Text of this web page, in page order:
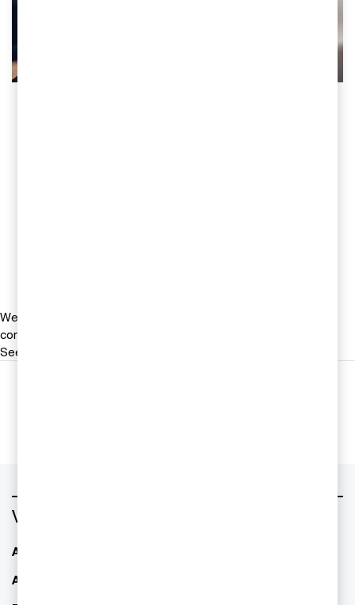
We help you meet tomorrow’s tech demands
compete at a speed that rewrites the rules
See how
Vad vill du ha hjälp med?
AI - Artificiell Intelligens
Allianser & partnerskap